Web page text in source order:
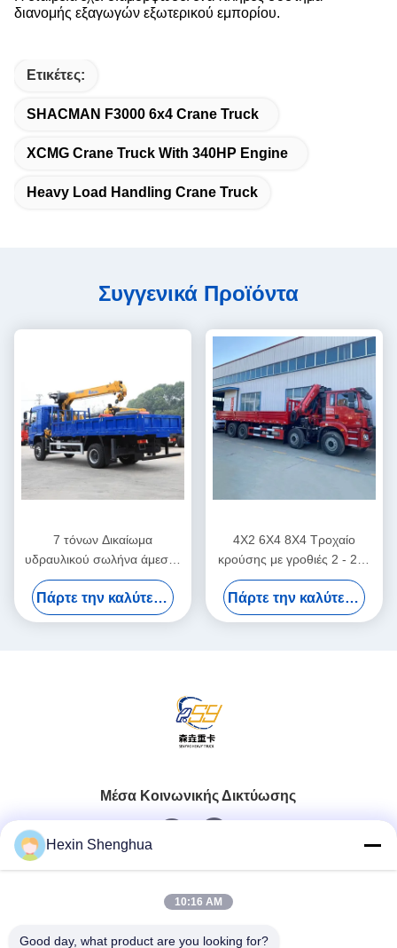
διανομής εξαγωγών εξωτερικού εμπορίου.
Ετικέτες:
SHACMAN F3000 6x4 Crane Truck
XCMG Crane Truck With 340HP Engine
Heavy Load Handling Crane Truck
Συγγενικά Προϊόντα
7 τόνων Δικαίωμα
υδραυλικού σωλήνα άμεσης
ανύψωσης
Πάρτε την καλύτερη τιμή
4X2 6X4 8X4 Τροχαίο
κρούσης με γροθιές 2 - 220
τόνων Τροχαίο με επίπεδα
σκαλιά
Πάρτε την καλύτερη τιμή
Μέσα Κοινωνικής Δικτύωσης
Γρήγορη επαφή
Hexin Shenghua
10:16 AM
Good day, what product are you looking for?